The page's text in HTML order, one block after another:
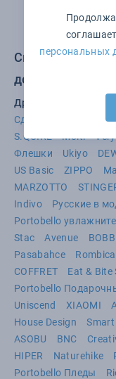
Смотрите
дома:
Другие бренды
Сделано в России
S.QUIRE
Molti
Флешки
Ukiyo
US Basic
ZIPPO
MARZOTTO
Indivo
Русские в
Portobello
Stac
Avenue
Pasabahce
Rombica
COFFRET
Eat & Bite
Portobello
Uniscend
XIAOMI
House Design
ASOBU
BNC
HIPER
Naturehike
Portobello Пледы
персональных